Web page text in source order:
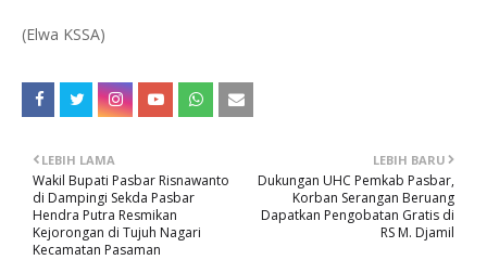
(Elwa KSSA)
LEBIH BARU
Dukungan UHC Pemkab Pasbar,
Korban Serangan Beruang
Dapatkan Pengobatan Gratis di
RS M. Djamil
LEBIH LAMA
Wakil Bupati Pasbar Risnawanto
di Dampingi Sekda Pasbar
Hendra Putra Resmikan
Kejorongan di Tujuh Nagari
Kecamatan Pasaman